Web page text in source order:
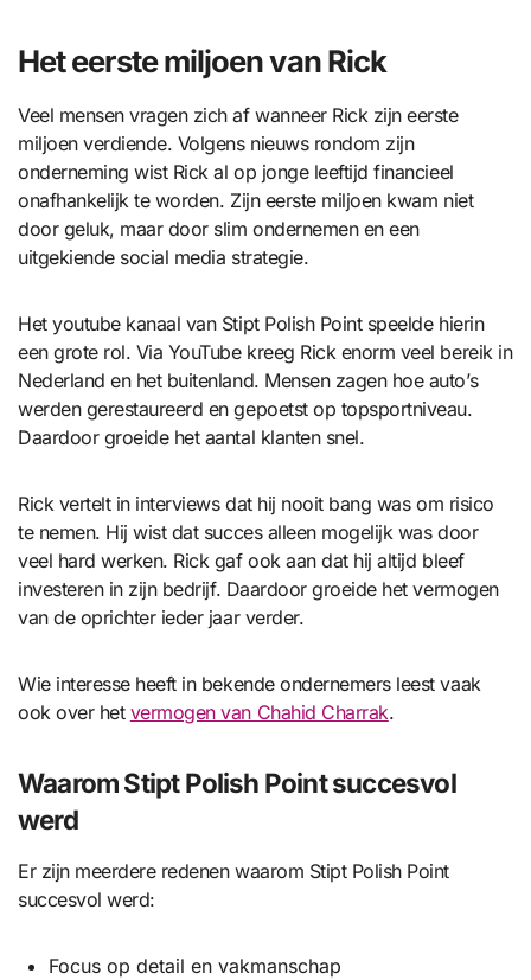
Het eerste miljoen van Rick
Veel mensen vragen zich af wanneer Rick zijn eerste
miljoen verdiende. Volgens nieuws rondom zijn
onderneming wist Rick al op jonge leeftijd financieel
onafhankelijk te worden. Zijn eerste miljoen kwam niet
door geluk, maar door slim ondernemen en een
uitgekiende social media strategie.
Het youtube kanaal van Stipt Polish Point speelde hierin
een grote rol. Via YouTube kreeg Rick enorm veel bereik in
Nederland en het buitenland. Mensen zagen hoe auto’s
werden gerestaureerd en gepoetst op topsportniveau.
Daardoor groeide het aantal klanten snel.
Rick vertelt in interviews dat hij nooit bang was om risico
te nemen. Hij wist dat succes alleen mogelijk was door
veel hard werken. Rick gaf ook aan dat hij altijd bleef
investeren in zijn bedrijf. Daardoor groeide het vermogen
van de oprichter ieder jaar verder.
Wie interesse heeft in bekende ondernemers leest vaak
ook over het vermogen van Chahid Charrak.
Waarom Stipt Polish Point succesvol
werd
Er zijn meerdere redenen waarom Stipt Polish Point
succesvol werd:
Focus op detail en vakmanschap